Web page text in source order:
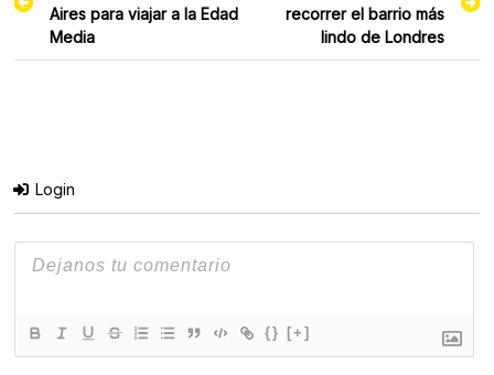
entradas
Aires para viajar a la Edad
Media
recorrer el barrio más
lindo de Londres
Login
{} [+]